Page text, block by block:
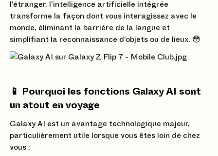
l'étranger, l'intelligence artificielle intégrée
transforme la façon dont vous interagissez avec le
monde, éliminant la barrière de la langue et
simplifiant la reconnaissance d'objets ou de lieux. 😳
📱 Pourquoi les fonctions Galaxy AI sont
un atout en voyage
Galaxy AI est un avantage technologique majeur,
particulièrement utile lorsque vous êtes loin de chez
vous :